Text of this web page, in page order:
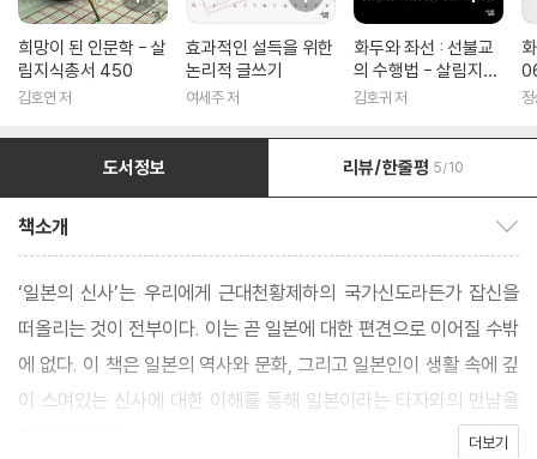
희망이 된 인문학 - 살
림지식총서 450
김호연 저
효과적인 설득을 위한
논리적 글쓰기
여세주 저
화두와 좌선 : 선불교
의 수행법 - 살림지식
총서 316
김호귀 저
도서정보 리뷰/한줄평 5/10
책소개
‘일본의 신사’는 우리에게 근대천황제하의 국가신도라든가 잡신을
떠올리는 것이 전부이다. 이는 곧 일본에 대한 편견으로 이어질 수밖
에 없다. 이 책은 일본의 역사와 문화, 그리고 일본인이 생활 속에 깊
이 스며있는 신사에 대한 이해를 통해 일본이라는 타자와의 만남을
더보기